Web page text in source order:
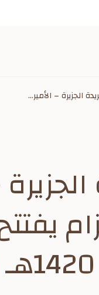
الجزيرة – الأمير...